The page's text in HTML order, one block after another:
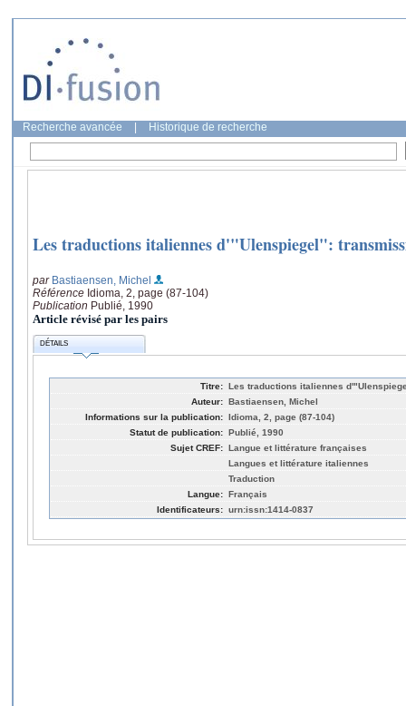
Recherche avancée Historique de recherche
Les traductions italiennes d'"Ulenspiegel":
par Bastiaensen, Michel
Référence Idioma, 2, page (87-104)
Publication Publié, 1990
Article révisé par les pairs
DÉTAILS
Titre: Les traductions italiennes
Auteur: Bastiaensen, Michel
Informations sur la publication: Idioma, 2, page (87-104)
Statut de publication: Publié, 1990
Sujet CREF: Langue et littérature françaises
Langues et littérature italiennes
Traduction
Langue: Français
Identificateurs: urn:issn:1414-0837